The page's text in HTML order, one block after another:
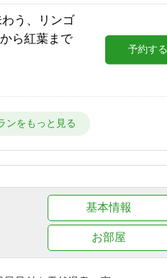
キー場が目
スキー場が
山スキー場
場が目の
う、リンゴ
ら紅葉まで
予約する
紅葉まで★
間。早朝出
予約する
！青葉が美
基本情報
お部屋